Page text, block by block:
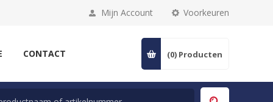
Voorkeuren
Mijn Account
CONTACT (0) Producten